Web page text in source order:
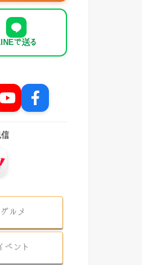
で送る
グルメ
ベント